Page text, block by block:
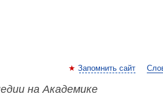
Запомнить сайт
на Академике